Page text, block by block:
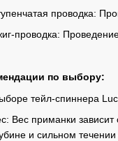
проводка:
проводка:
по выбору:
тейл-спиннера
Вес приманки
и сильном